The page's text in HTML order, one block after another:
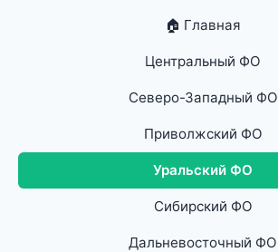
🏠 Главная
Центральный ФО
Северо-Западный ФО
Приволжский ФО
Уральский ФО
Сибирский ФО
Дальневосточный ФО